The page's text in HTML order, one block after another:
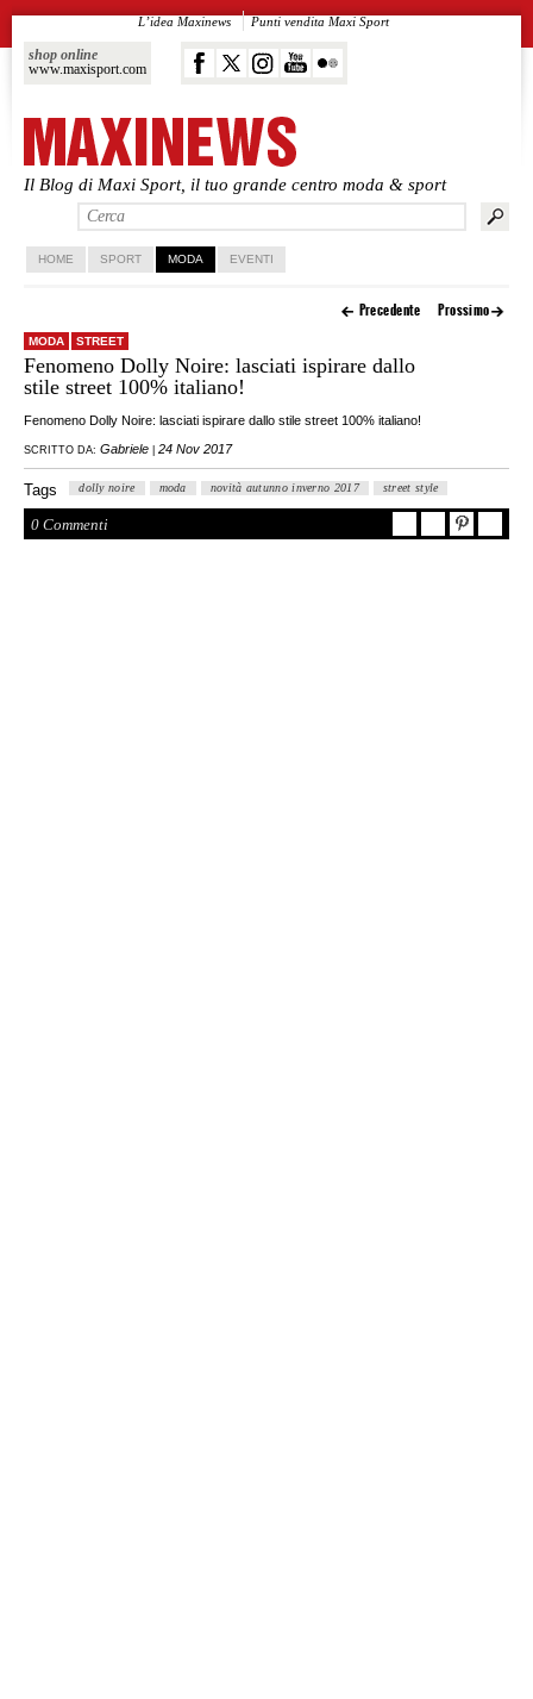
Il Blog di Maxi Sport, il tuo grande centro moda & sport
shop online
www.maxisport.com
L’idea Maxinews Punti vendita Maxi Sport
Vai al contenuto principale
Vai al contenuto secondario
HOME SPORT MODA EVENTI
Precedente Prossimo
MODA STREET
Fenomeno Dolly Noire: lasciati ispirare dallo
stile street 100% italiano!
Fenomeno Dolly Noire: lasciati ispirare dallo stile street 100% italiano!
SCRITTO DA: Gabriele 24 Nov 2017
Tags dolly noire moda novità autunno inverno 2017 street style
0 Commenti